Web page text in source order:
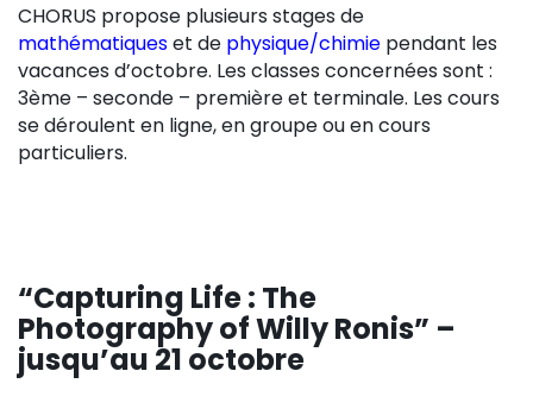
CHORUS propose plusieurs stages de
mathématiqueset de physique/chimie pendant les
vacances d’octobre. Les classes concernées sont :
3ème – seconde – première et terminale. Les cours
se déroulent en ligne, en groupe ou en cours
particuliers.
“Capturing Life : The
Photography of Willy Ronis” –
jusqu’au 21 octobre